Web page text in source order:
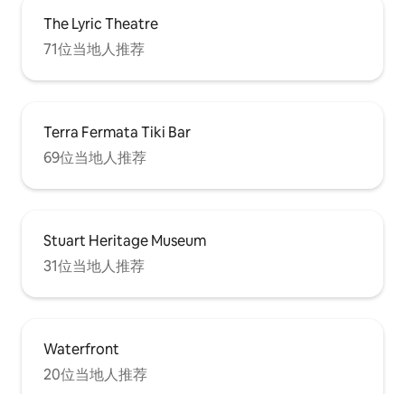
The Lyric Theatre
71位当地人推荐
Terra Fermata Tiki Bar
69位当地人推荐
Stuart Heritage Museum
31位当地人推荐
Waterfront
20位当地人推荐